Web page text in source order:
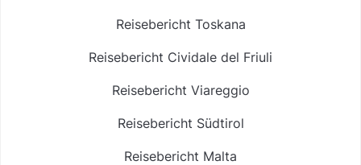
Reisebericht Toskana
Reisebericht Cividale del Friuli
Reisebericht Viareggio
Reisebericht Südtirol
Reisebericht Malta